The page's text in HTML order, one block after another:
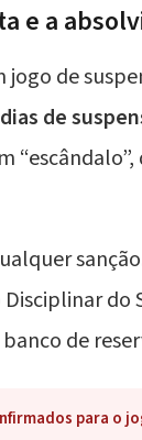
e a
jogo de
de
Disciplinar
de
para o